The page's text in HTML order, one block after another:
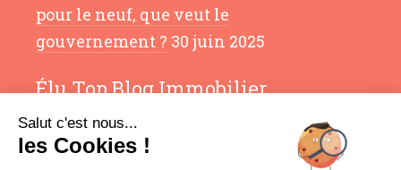
pour le neuf, que veut le
gouvernement ? 30 juin 2025
Élu Top Blog Immobilier
Salut c'est nous...
les Cookies !